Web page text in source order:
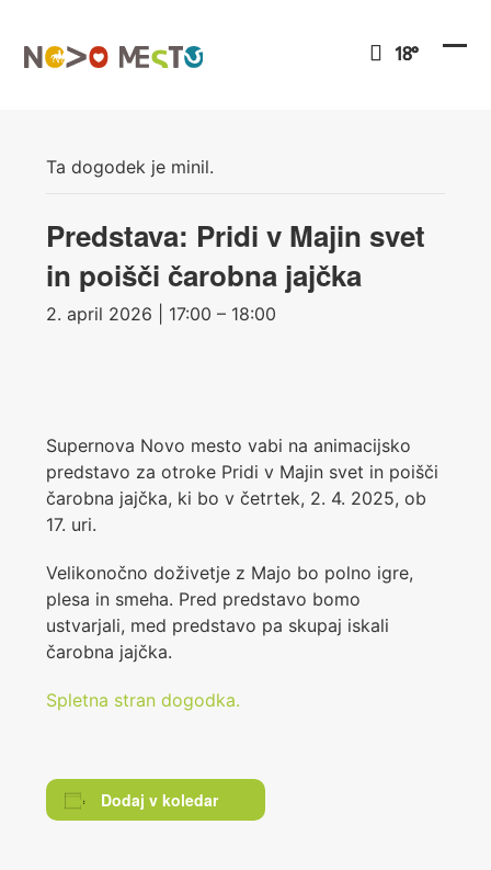
vsebino
18°
Ta dogodek je minil.
Predstava: Pridi v Majin svet
in poišči čarobna jajčka
2. april 2026 | 17:00 – 18:00
Supernova Novo mesto vabi na animacijsko
predstavo za otroke Pridi v Majin svet in poišči
čarobna jajčka, ki bo v četrtek, 2. 4. 2025, ob
17. uri.
Velikonočno doživetje z Majo bo polno igre,
plesa in smeha. Pred predstavo bomo
ustvarjali, med predstavo pa skupaj iskali
čarobna jajčka.
Spletna stran dogodka.
Dodaj v koledar